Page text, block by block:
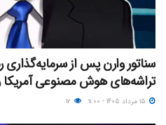
سناتور وارن پس از
تراشه‌های هوش مصنوعی آمریکا